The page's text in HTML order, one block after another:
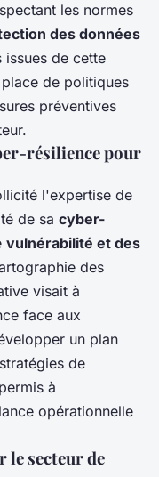
les normes
des données
issues de cette
de politiques
préventives
résilience pour
l'expertise de
de sa cyber-
vulnérabilité et des
des
visait à
face aux
un plan
de
à
opérationnelle
le secteur de